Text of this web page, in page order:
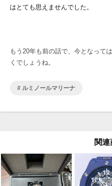
はとても思えませんでした。
もう20年も前の話で、今となって
くでしょうね。
ルミノールマリーナ
関